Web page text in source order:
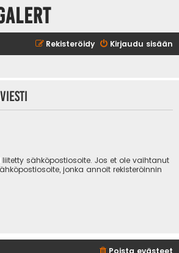
Kirjaudu sisään
Rekisteröidy
sähköpostiosoite. Jos et ole vaihtanut
jonka annoit rekisteröinnin